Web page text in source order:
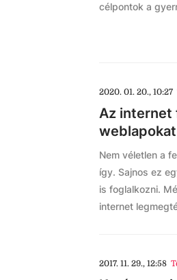
célpontok a
2020. 01. 20., 10:27
Az internet
Nem véletlen a
így. Sajnos ez
is foglalkozni.
internet
2017. 11. 29., 12:58